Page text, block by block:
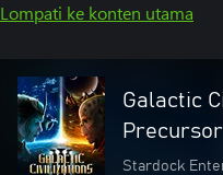
Lompati ke konten utama
Galactic
Stardock